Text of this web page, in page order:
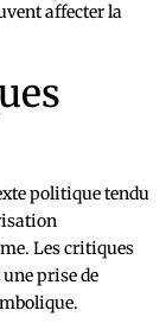
affecter la
politique tendu
Les critiques
prise de